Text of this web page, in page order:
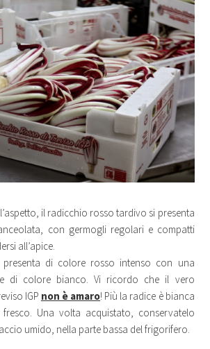
il radicchio rosso tardivo si presenta
con germogli regolari e compatti
all’apice.
di colore rosso intenso con una
di colore bianco. Vi ricordo che il vero
IGP non è amaro! Più la radice è bianca
Una volta acquistato, conservatelo
umido, nella parte bassa del frigorifero.